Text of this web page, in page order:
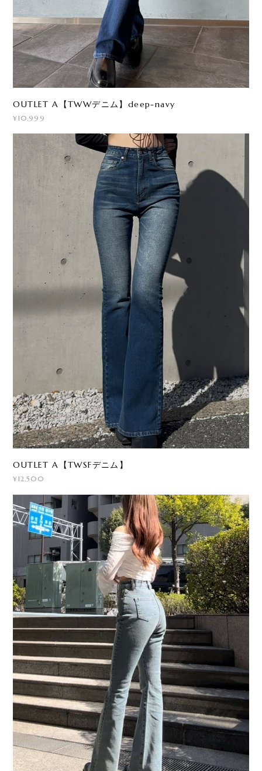
OUTLET A【TWWデニム】deep-navy
¥10,999
OUTLET A【TWSFデニム】
¥12,500